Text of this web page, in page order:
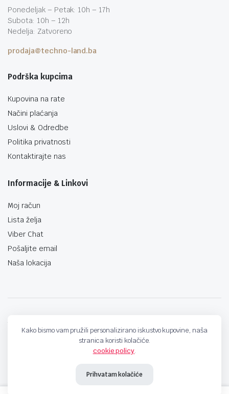
Ponedeljak – Petak: 10h – 17h
Subota: 10h – 12h
Nedelja: Zatvoreno
prodaja@techno-land.ba
Podrška kupcima
Kupovina na rate
Načini plaćanja
Uslovi & Odredbe
Politika privatnosti
Kontaktirajte nas
Informacije & Linkovi
Moj račun
Lista želja
Viber Chat
Pošaljite email
Naša lokacija
Kako bismo vam pružili personalizirano iskustvo kupovine, naša
stranica koristi kolačiće.
cookie policy.
Prihvatam kolačiće